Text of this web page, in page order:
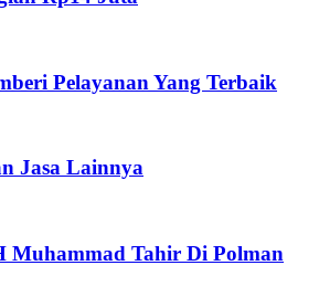
Pelayanan Yang Terbaik
Jasa Lainnya
Tahir Di Polman